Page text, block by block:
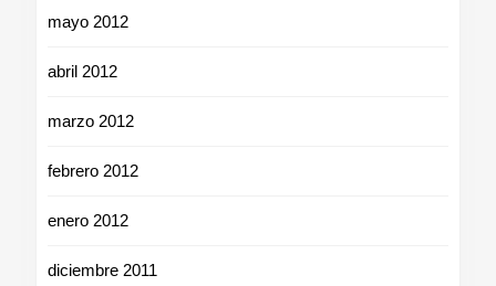
mayo 2012
abril 2012
marzo 2012
febrero 2012
enero 2012
diciembre 2011